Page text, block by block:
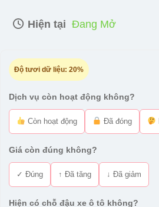
Hiện tại Đang Mở
Độ tươi dữ liệu: 20%
Dịch vụ còn hoạt động không?
Còn hoạt động Đã đóng
Giá còn đúng không?
✓ Đúng ↑ Đã tăng ↓ Đã giảm
Hiện có chỗ đậu xe ô tô không?